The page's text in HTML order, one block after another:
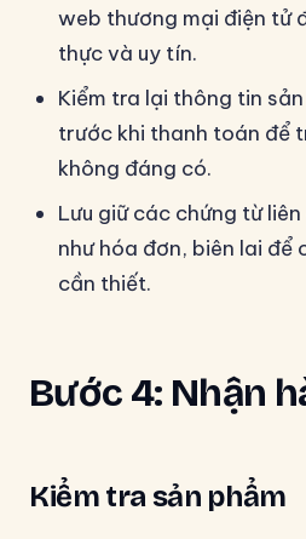
web thương mại điện tử
thực và uy tín.
Kiểm tra lại thông tin
trước khi thanh toán để
không đáng có.
Lưu giữ các chứng từ
như hóa đơn, biên lai để
cần thiết.
Bước 4: Nhận
Kiểm tra sản phẩm